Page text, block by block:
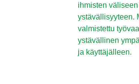
ihmisten väliseen
ystävällisyyteen.
valmistettu
ystävällinen
ja käyttäjälleen.